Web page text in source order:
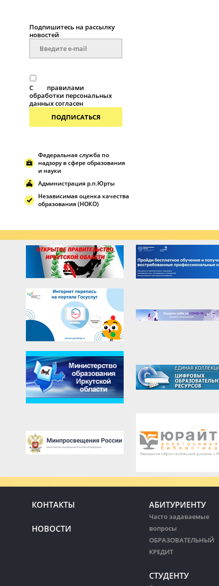
Подпишитесь на рассылку
новостей
С
правилами
обработки персональных
данных согласен
ПОДПИСАТЬСЯ
Федеральная служба по
надзору в сфере образования
и науки
Администрация р.п.Юрты
Независимая оценка качества
образования (НОКО)
КОНТАКТЫ
НОВОСТИ
АБИТУРИЕНТУ
Часто задаваемые
вопросы
ОБРАЗОВАТЕЛЬНЫЙ
КРЕДИТ
СТУДЕНТУ